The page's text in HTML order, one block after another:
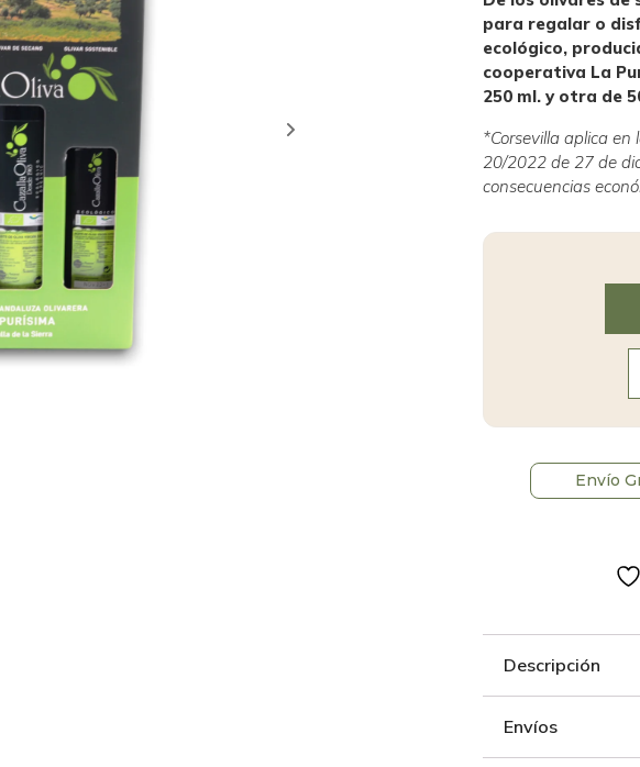
para regalar o
ecológico,
cooperativa La
250 ml. y otra de
*Corsevilla aplica en
20/2022 de 27 de
consecuencias
Envío
Descripción
Envíos